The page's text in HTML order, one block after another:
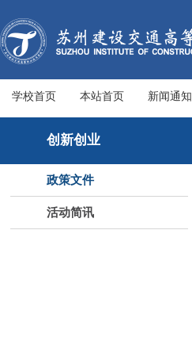
学校首页 本站首页 新闻通知
创新创业
政策文件
活动简讯